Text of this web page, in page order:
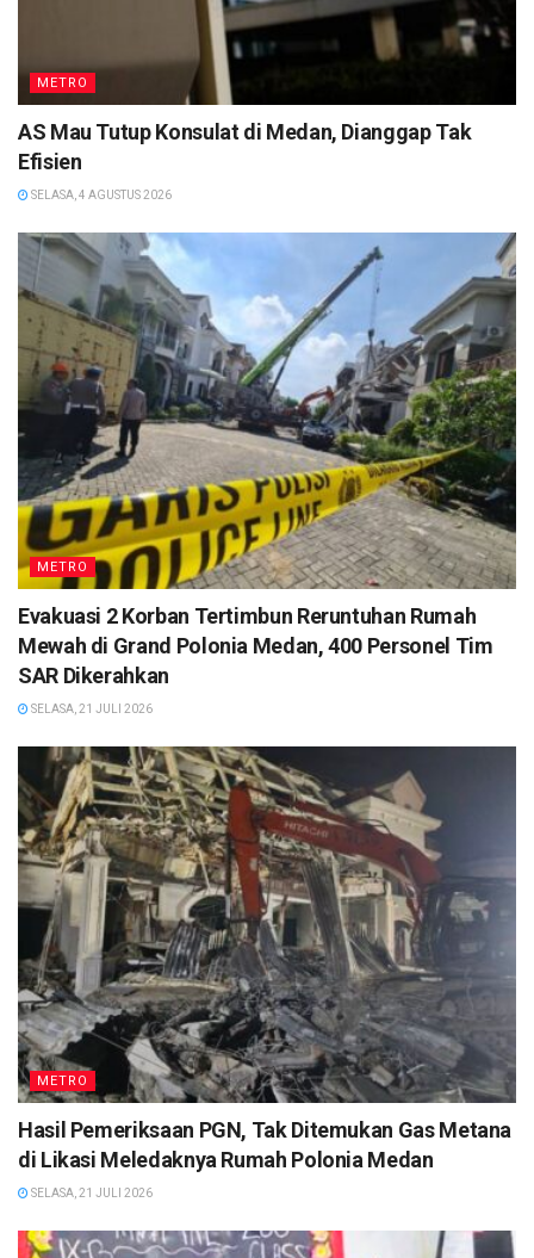
METRO
AS Mau Tutup Konsulat di Medan, Dianggap Tak
Efisien
SELASA, 4 AGUSTUS 2026
METRO
Evakuasi 2 Korban Tertimbun Reruntuhan Rumah
Mewah di Grand Polonia Medan, 400 Personel Tim
SAR Dikerahkan
SELASA, 21 JULI 2026
METRO
Hasil Pemeriksaan PGN, Tak Ditemukan Gas Metana
di Likasi Meledaknya Rumah Polonia Medan
SELASA, 21 JULI 2026